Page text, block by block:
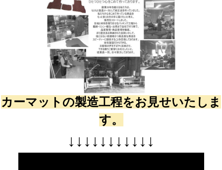
カーマットの製造工程をお見せいたしま
す。
↓ ↓ ↓ ↓ ↓ ↓ ↓ ↓ ↓ ↓ ↓